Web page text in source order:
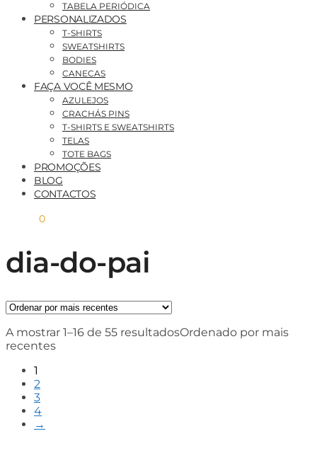
TABELA PERIÓDICA
PERSONALIZADOS
T-SHIRTS
SWEATSHIRTS
BODIES
CANECAS
FAÇA VOCÊ MESMO
AZULEJOS
CRACHÁS PINS
T-SHIRTS E SWEATSHIRTS
TELAS
TOTE BAGS
PROMOÇÕES
BLOG
CONTACTOS
0
dia-do-pai
A mostrar 1–16 de 55 resultadosOrdenado por mais
recentes
1
2
3
4
→